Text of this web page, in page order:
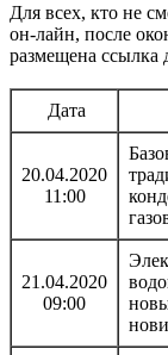
Для всех, кто не
он-лайн, после
размещена ссылка
Дата
20.04.2020
11:00
21.04.2020
09:00